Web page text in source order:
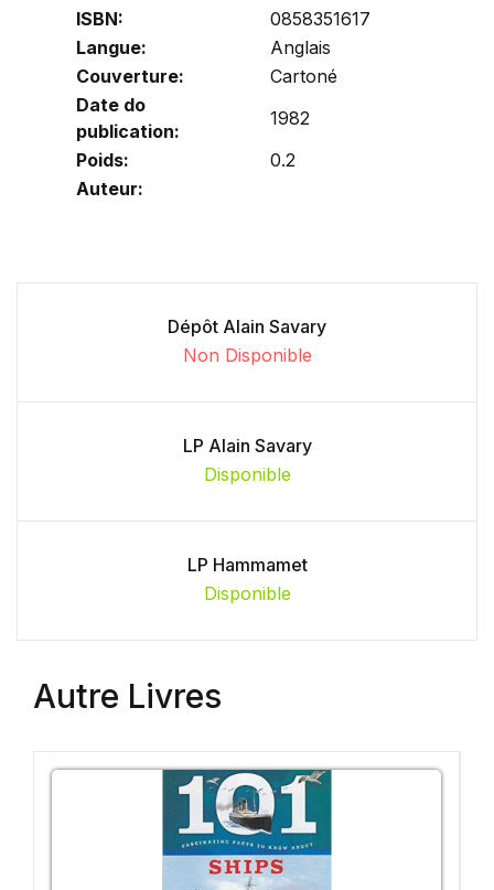
ISBN:
0858351617
Langue:
Anglais
Couverture:
Cartoné
Date do
publication:
1982
Poids:
0.2
Auteur:
Dépôt Alain Savary
Non Disponible
LP Alain Savary
Disponible
LP Hammamet
Disponible
Autre Livres